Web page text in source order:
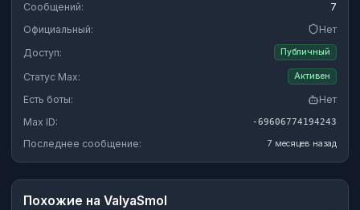
Сообщений:
7
Официальный:
Нет
Доступ:
Публичный
Статус Max: Активен
Есть боты:
Нет
Max ID:
-69606774194243
Последнее сообщение: 7 месяцев назад
Похожие на ValyaSmol